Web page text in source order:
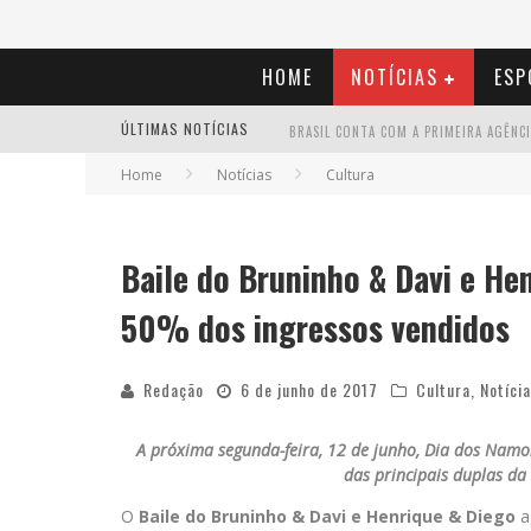
HOME NOTÍCIAS
ÚLTIMAS NOTÍCIAS
Home Notícias Cultura
Baile do Bruninho & Davi e
50% dos ingressos vendidos
Redação 6 de junho de 2017 Cultura
A próxima segunda-feira, 12 de junho, Dia dos
das principais duplas
O Baile do Bruninho & Davi e Henrique & Diego